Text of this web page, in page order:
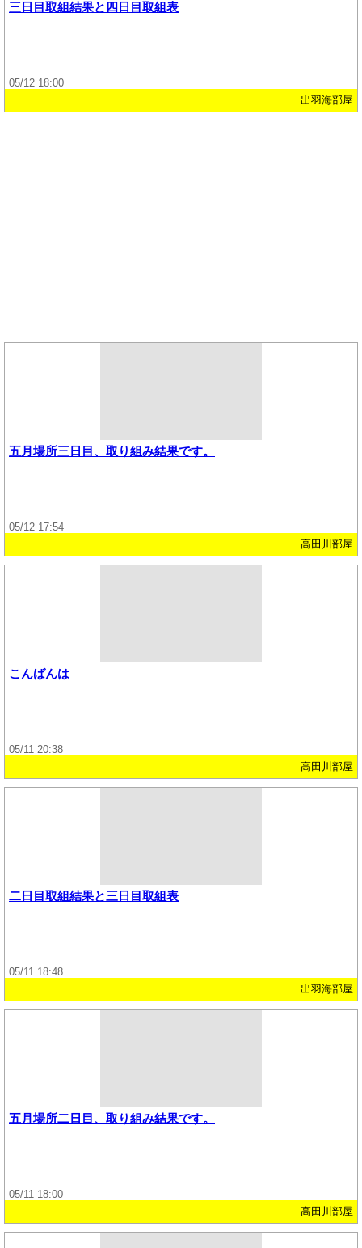
三日目取組結果と四日目取組表
05/12 18:00
出羽海部屋
五月場所三日目、取り組み結果です。
05/12 17:54
高田川部屋
こんばんは
05/11 20:38
高田川部屋
二日目取組結果と三日目取組表
05/11 18:48
出羽海部屋
五月場所二日目、取り組み結果です。
05/11 18:00
高田川部屋